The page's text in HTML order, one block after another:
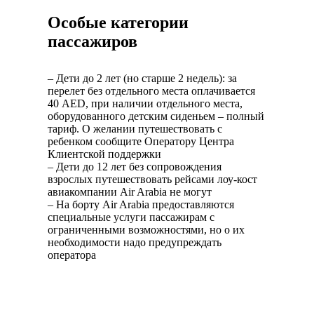
Особые категории
пассажиров
– Дети до 2 лет (но старше 2 недель): за
перелет без отдельного места оплачивается
40 AED, при наличии отдельного места,
оборудованного детским сиденьем – полный
тариф. О желании путешествовать с
ребенком сообщите Оператору Центра
Клиентской поддержки
– Дети до 12 лет без сопровождения
взрослых путешествовать рейсами лоу-кост
авиакомпании Air Arabia не могут
– На борту Air Arabia предоставляются
специальные услуги пассажирам с
ограниченными возможностями, но о их
необходимости надо предупреждать
оператора